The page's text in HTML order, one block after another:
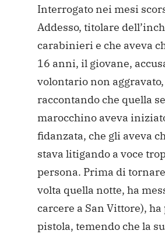
Interrogato nei mesi
Addesso, titolare
carabinieri e che aveva
16 anni, il giovane,
volontario non
raccontando che quella
marocchino aveva
fidanzata, che gli aveva
stava litigando a voce
persona. Prima di
volta quella notte, ha
carcere a San Vittore), ha
pistola, temendo che la